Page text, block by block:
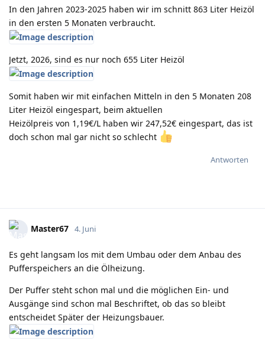
In den Jahren 2023-2025 haben wir im schnitt 863 Liter Heizöl
in den ersten 5 Monaten verbraucht.
Jetzt, 2026, sind es nur noch 655 Liter Heizöl
Somit haben wir mit einfachen Mitteln in den 5 Monaten 208
Liter Heizöl eingespart, beim aktuellen
Heizölpreis von 1,19€/L haben wir 247,52€ eingespart, das ist
doch schon mal gar nicht so schlecht
Antworten
Master67 4. Juni
Es geht langsam los mit dem Umbau oder dem Anbau des
Pufferspeichers an die Ölheizung.
Der Puffer steht schon mal und die möglichen Ein- und
Ausgänge sind schon mal Beschriftet, ob das so bleibt
entscheidet Später der Heizungsbauer.